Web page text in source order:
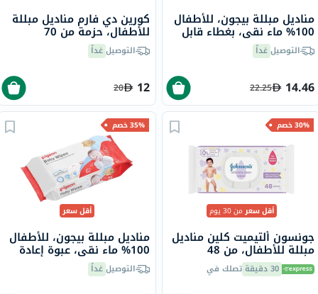
مناديل مبللة بيجون، للأطفال
100% ماء نقي، بغطاء قابل
للفتح، 80 منديل
التوصيلغداً
14.46
22.25
كورين دي فارم مناديل مبللة
للأطفال، حزمة من 70
التوصيلغداً
12
20
30% خصم
أقل سعرمن 30 يوم
جونسون ألتيميت كلين مناديل
مبللة للأطفال، من 48
30 دقيقة تصلك في
35% خصم
أقل سعر
مناديل مبللة بيجون، للأطفال
100% ماء نقي، عبوة إعادة
تعبئة، 80 منديل
التوصيلغداً